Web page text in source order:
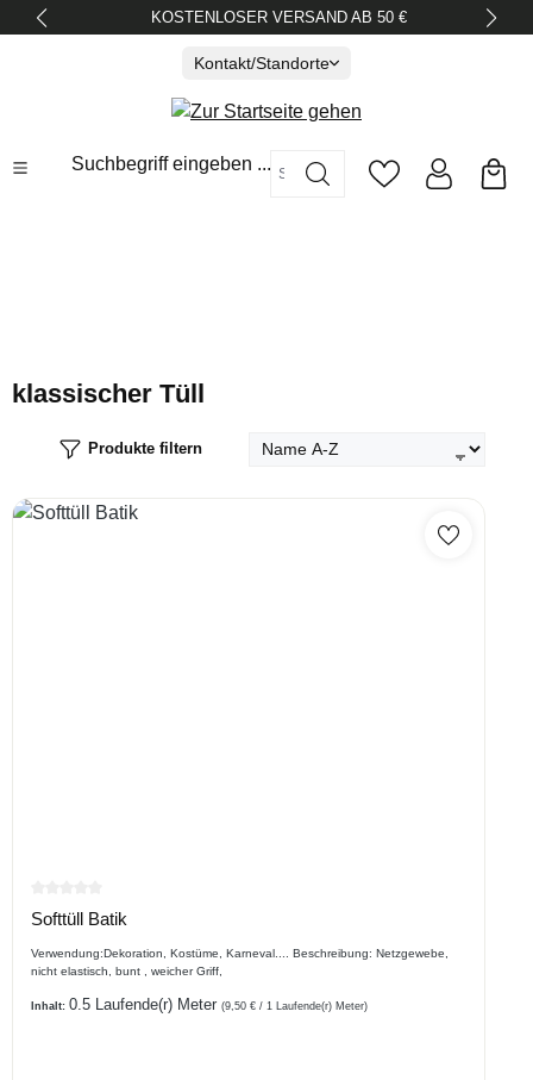
springen KOSTENLOSER VERSAND AB 50 €
Kontakt/Standorte
Suchbegriff eingeben ...
klassischer Tüll
Produkte filtern
Durchschnittliche Bewertung von 0 von 5 Sternen
Softtüll Batik
Verwendung:Dekoration, Kostüme, Karneval.... Beschreibung: Netzgewebe,
nicht elastisch, bunt , weicher Griff,
Inhalt: 0.5 Laufende(r) Meter (9,50 € / 1 Laufende(r) Meter)